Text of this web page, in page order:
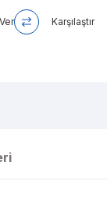
Karşılaştır